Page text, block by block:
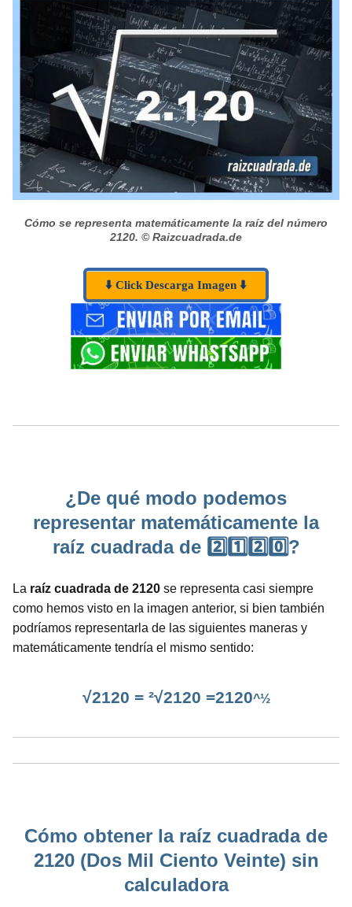
Cómo se representa matemáticamente la raíz del número
2120. © Raizcuadrada.de
⬇️ Click Descarga Imagen ⬇️
¿De qué modo podemos
representar matemáticamente la
raíz cuadrada de 2️⃣1️⃣2️⃣0️⃣?
La raíz cuadrada de 2120 se representa casi siempre
como hemos visto en la imagen anterior, si bien también
podríamos representarla de las siguientes maneras y
matemáticamente tendría el mismo sentido:
√2120 = ²√2120 =2120^½
Cómo obtener la raíz cuadrada de
2120 (Dos Mil Ciento Veinte) sin
calculadora